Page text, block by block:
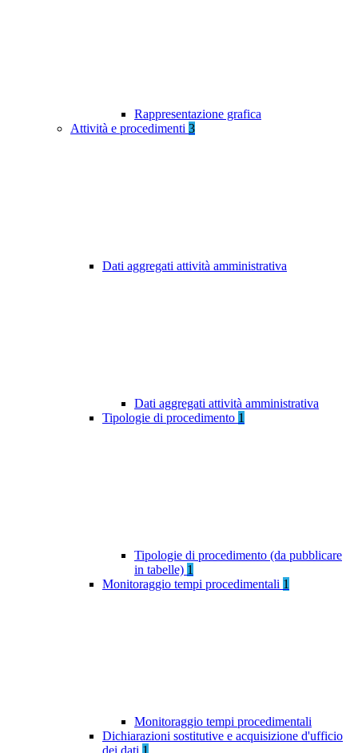
Rappresentazione grafica
Attività e procedimenti 3
Dati aggregati attività amministrativa
Dati aggregati attività amministrativa
Tipologie di procedimento 1
Tipologie di procedimento (da pubblicare
in tabelle) 1
Monitoraggio tempi procedimentali 1
Monitoraggio tempi procedimentali
Dichiarazioni sostitutive e acquisizione d'ufficio